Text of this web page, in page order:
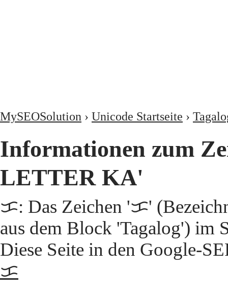
MySEOSolution › Unicode Startseite ›
Informationen zum
LETTER KA'
ᜃ: Das Zeichen 'ᜃ'
aus dem Block 'Tagalog') im
Diese Seite in den Google-
ᜃ